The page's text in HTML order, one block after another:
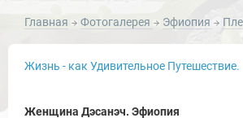
Главная Фотогалерея Эфиопия
Жизнь - как Удивительное Путешествие.
Женщина Дэсанэч. Эфиопия